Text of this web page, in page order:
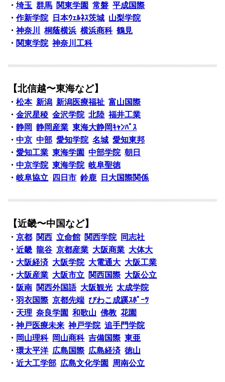
・埼玉 群馬 関東学園 常磐 平成国際
・作新学院 日本ｳｪﾙﾈｽ茨城 山梨学院
・神奈川 桐蔭横浜 横浜商科 鶴見
・ 関東学院 神奈川工科
【北信越〜東海など】
・松本 新潟 新潟医療福祉 富山国際
・金沢星稜 金沢学院 北陸 福井工業
・静岡 静岡産業 東海大静岡ｷｬﾝﾊﾟｽ
・中京 中部 愛知学院 名城 愛知東邦
・愛知工業 東海学園 中部学院 朝日
・中京学院 東海学院 岐阜聖徳
・岐阜協立 四日市 鈴鹿 日大国際関係
【近畿〜中国など】
・京都 関西 立命館 関西学院
同志社
・近畿 龍谷 京都産業 大阪商業 大体大
・ 大阪経済 大阪学院 大電通大 大阪工業
・ 大阪産業 大阪市立 関西国際 大阪公立
・ 阪南 関西外国語 大阪観光 太成学院
・羽衣国際 京都先端 びわこ成蹊ｽﾎﾟｰﾂ
・ 天理 奈良学園 和歌山 佛教 花園
・神戸医療未来 神戸学院 追手門学院
・ 岡山理科 岡山商科 吉備国際 東亜
・環太平洋 広島国際 広島経済 徳山
・近大工学部 広島文化学園 周南公立